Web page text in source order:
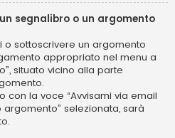
segnalibro o un argomento
sottoscrivere un argomento
appropriato nel menu a
situato vicino alla parte
con la voce “Avvisami via email
selezionata, sarà